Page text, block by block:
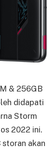
& 256GB
didapati
Storm
2022 ini.
storan akan